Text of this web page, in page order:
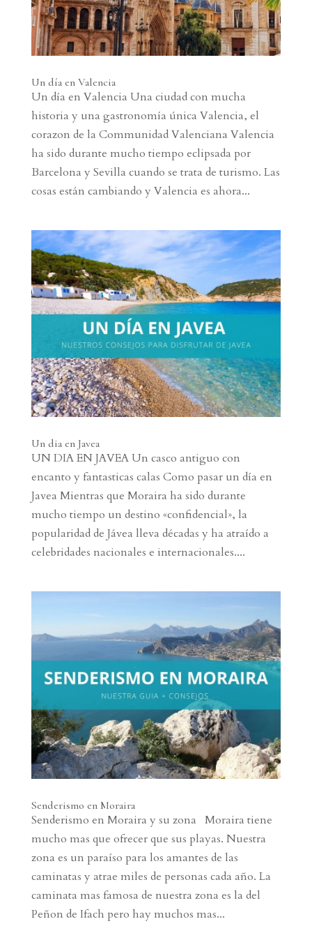
Un día en Valencia
Un día en Valencia Una ciudad con mucha
historia y una gastronomía única Valencia, el
corazon de la Communidad Valenciana Valencia
ha sido durante mucho tiempo eclipsada por
Barcelona y Sevilla cuando se trata de turismo. Las
cosas están cambiando y Valencia es ahora...
Un dia en Javea
UN DIA EN JAVEA Un casco antiguo con
encanto y fantasticas calas Como pasar un día en
Javea Mientras que Moraira ha sido durante
mucho tiempo un destino «confidencial», la
popularidad de Jávea lleva décadas y ha atraído a
celebridades nacionales e internacionales....
Senderismo en Moraira
Senderismo en Moraira y su zona Moraira tiene
mucho mas que ofrecer que sus playas. Nuestra
zona es un paraíso para los amantes de las
caminatas y atrae miles de personas cada año. La
caminata mas famosa de nuestra zona es la del
Peñon de Ifach pero hay muchos mas...